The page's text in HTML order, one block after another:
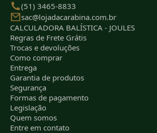
(51) 3465-8833
sac@lojadacarabina.com.br
CALCULADORA BALÍSTICA - JOULES
Regras de Frete Grátis
Trocas e devoluções
Como comprar
Entrega
Garantia de produtos
Segurança
Formas de pagamento
Legislação
Quem somos
Entre em contato